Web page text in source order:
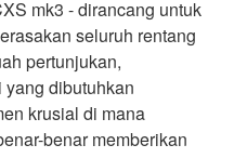
mk3 - dirancang untuk
seluruh rentang
pertunjukan,
dibutuhkan
krusial di mana
benar memberikan